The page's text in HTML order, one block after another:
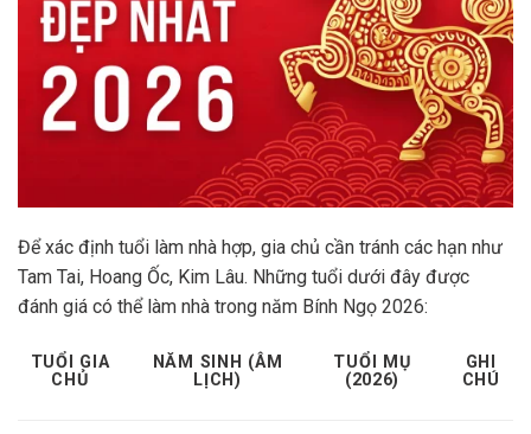
Để xác định tuổi làm nhà hợp, gia chủ cần tránh các hạn như
Tam Tai, Hoang Ốc, Kim Lâu. Những tuổi dưới đây được
đánh giá có thể làm nhà trong năm Bính Ngọ 2026:
TUỔI GIA
CHỦ
NĂM SINH (ÂM
LỊCH)
TUỔI MỤ
(2026)
GHI
CHÚ